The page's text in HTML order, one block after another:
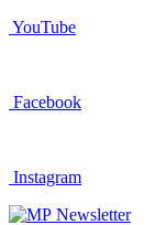
YouTube
Facebook
Instagram
Newsletter